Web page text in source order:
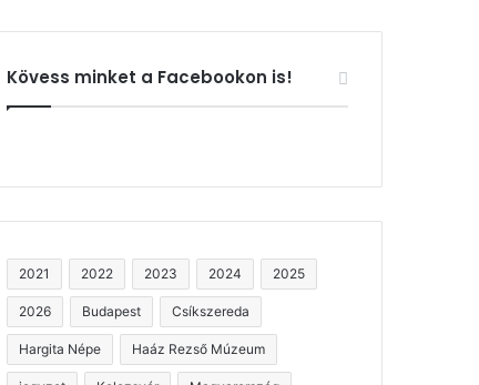
Kövess minket a Facebookon is!
2021 2022 2023 2024 2025
2026 Budapest Csíkszereda
Hargita Népe Haáz Rezső Múzeum